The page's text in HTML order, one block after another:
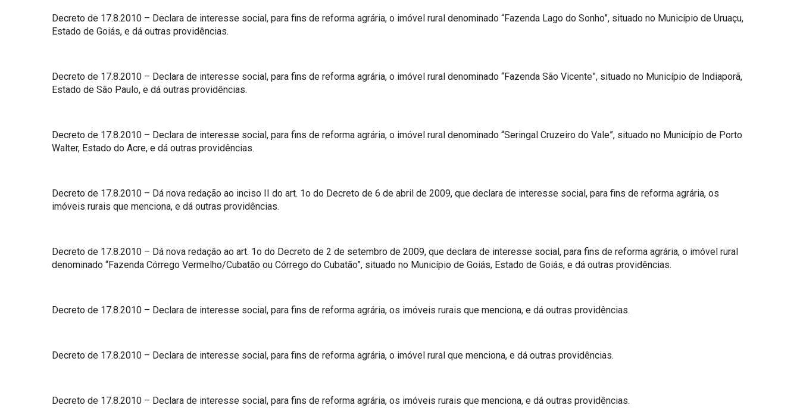
Decreto de 17.8.2010 – Declara de interesse social, para fins de reforma agrária, o imóvel rural denominado “Fazenda Lago do Sonho”, situado no Município de Uruaçu,
Estado de Goiás, e dá outras providências.
Decreto de 17.8.2010 – Declara de interesse social, para fins de reforma agrária, o imóvel rural denominado “Fazenda São Vicente”, situado no Município de Indiaporã,
Estado de São Paulo, e dá outras providências.
Decreto de 17.8.2010 – Declara de interesse social, para fins de reforma agrária, o imóvel rural denominado “Seringal Cruzeiro do Vale”, situado no Município de Porto
Walter, Estado do Acre, e dá outras providências.
Decreto de 17.8.2010 – Dá nova redação ao inciso II do art. 1o do Decreto de 6 de abril de 2009, que declara de interesse social, para fins de reforma agrária, os
imóveis rurais que menciona, e dá outras providências.
Decreto de 17.8.2010 – Dá nova redação ao art. 1o do Decreto de 2 de setembro de 2009, que declara de interesse social, para fins de reforma agrária, o imóvel rural
denominado “Fazenda Córrego Vermelho/Cubatão ou Córrego do Cubatão”, situado no Município de Goiás, Estado de Goiás, e dá outras providências.
Decreto de 17.8.2010 – Declara de interesse social, para fins de reforma agrária, os imóveis rurais que menciona, e dá outras providências.
Decreto de 17.8.2010 – Declara de interesse social, para fins de reforma agrária, o imóvel rural que menciona, e dá outras providências.
Decreto de 17.8.2010 – Declara de interesse social, para fins de reforma agrária, os imóveis rurais que menciona, e dá outras providências.